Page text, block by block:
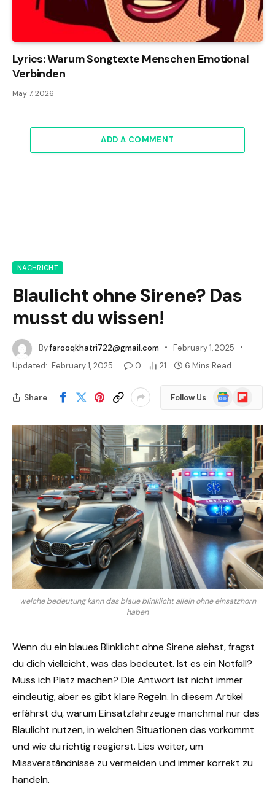
Lyrics: Warum Songtexte Menschen Emotional
Verbinden
May 7, 2026
ADD A COMMENT
NACHRICHT
Blaulicht ohne Sirene? Das
musst du wissen!
Byfarooqkhatri722@gmail.com
February 1, 2025
Updated: February 1, 2025 0 21 6 Mins Read
Share Follow Us
Google
News
Flipboard
welche bedeutung kann das blaue blinklicht allein ohne einsatzhorn
haben
Wenn du ein blaues Blinklicht ohne Sirene siehst, fragst
du dich vielleicht, was das bedeutet. Ist es ein Notfall?
Muss ich Platz machen? Die Antwort ist nicht immer
eindeutig, aber es gibt klare Regeln. In diesem Artikel
erfährst du, warum Einsatzfahrzeuge manchmal nur das
Blaulicht nutzen, in welchen Situationen das vorkommt
und wie du richtig reagierst. Lies weiter, um
Missverständnisse zu vermeiden und immer korrekt zu
handeln.